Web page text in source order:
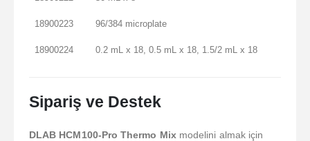
18900223 96/384 microplate
18900224 0.2 mL x 18, 0.5 mL x 18, 1.5/2 mL x 18
Sipariş ve Destek
DLAB HCM100-Pro Thermo Mixmodelini almak için